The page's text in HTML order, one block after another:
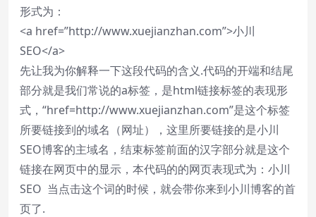
形式为：
<a href=”http://www.xuejianzhan.com”>小川
SEO</a>
先让我为你解释一下这段代码的含义.代码的开端和结尾
部分就是我们常说的a标签，是html链接标签的表现形
式，“href=http://www.xuejianzhan.com”是这个标签
所要链接到的域名（网址），这里所要链接的是小川
SEO博客的主域名，结束标签前面的汉字部分就是这个
链接在网页中的显示，本代码的的网页表现式为： 小川
SEO 当点击这个词的时候，就会带你来到小川博客的首
页了.